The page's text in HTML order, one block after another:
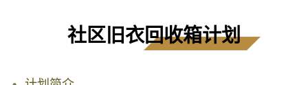
社区旧衣回收箱计划